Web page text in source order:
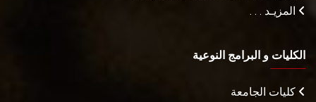
المزيـد . . .
الكليات و البرامج النوعية
كليات الجامعة